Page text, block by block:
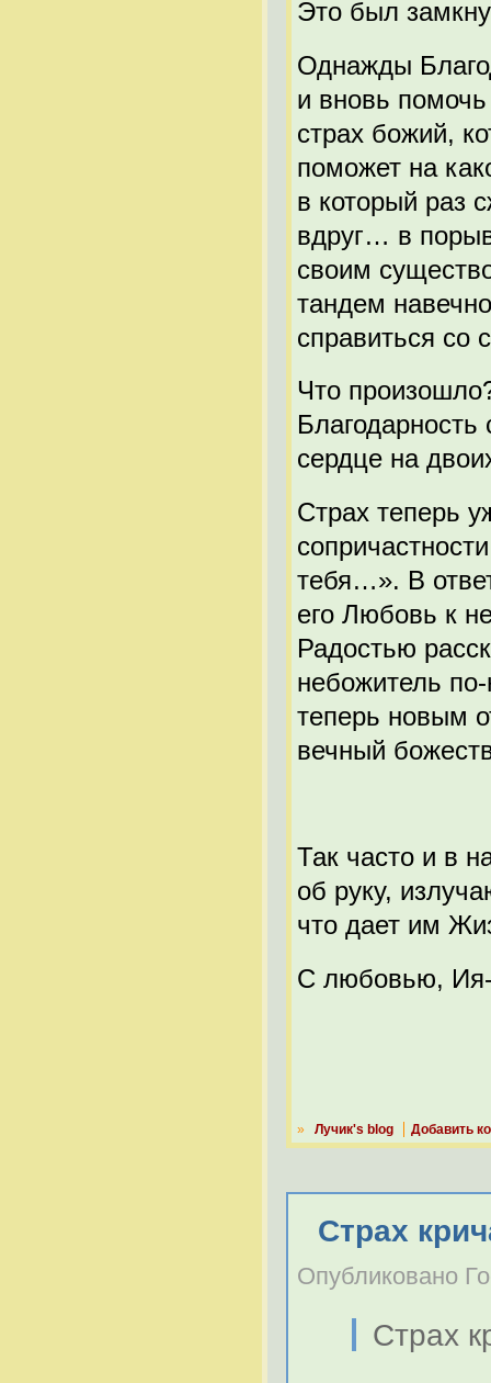
Это был
Однажды
и вновь
страх божий,
поможет на
в который раз
вдруг… в
своим
тандем
справиться
Что
сердце на
Страх теперь
тебя…». В
его Любовь к
Радостью
небожитель
теперь новым
вечный
Так часто и в
об руку,
что дает им
С любовью,
» Лучик's blog Добавить
Страх
Опубликовано
Страх